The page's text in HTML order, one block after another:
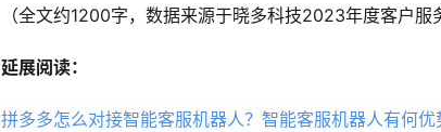
（全文约1200字，数据来源于晓多科技2023年度客户服
延展阅读：
拼多多怎么对接智能客服机器人？智能客服机器人有何优